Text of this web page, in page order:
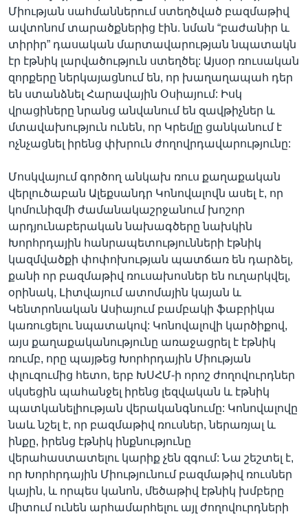
Միության սահմաններում ստեղծված բազմաթիվ
ավտոնոմ տարածքներից էին. նման “բաժանիր և
տիրիր” դասական մարտավարության նպատակն
էր էթնիկ լարվածություն ստեղծել: Այսօր ռուսական
զորքերը ներկայացնում են, որ խաղաղապահ դեր
են ստանձնել Հարավային Օսիայում: Իսկ
վրացիները նրանց անվանում են զավթիչներ և
մտավախություն ունեն, որ Կրեմլը ցանկանում է
ոչնչացնել իրենց փխրուն ժողովրդավարությունը:
Մոսկվայում գործող անկախ ռուս քաղաքական
վերլուծաբան Ալեքսանդր Կոնովալովն ասել է, որ
կոմունիզմի ժամանակաշրջանում խոշոր
արդյունաբերական նախագծերը նախկին
Խորհրդային հանրապետությունների էթնիկ
կազմվածքի փոփոխության պատճառ են դարձել,
քանի որ բազմաթիվ ռուսախոսներ են ուղարկվել,
օրինակ, Լիտվայում ատոմային կայան և
Կենտրոնական Ասիայում բամբակի ֆաբրիկա
կառուցելու նպատակով: Կոնովալովի կարծիքով,
այս քաղաքականությունը առաջացրել է էթնիկ
ռումբ, որը պայթեց Խորհրդային Միության
փլուզումից հետո, երբ ԽՍՀՄ-ի որոշ ժողովուրդներ
սկսեցին պահանջել իրենց լեզվական և էթնիկ
պատկանելիության վերականգնումը: Կոնովալովը
նաև նշել է, որ բազմաթիվ ռուսներ, ներառյալ և
ինքը, իրենց էթնիկ ինքնությունը
վերահաստատելու կարիք չեն զգում: Նա շեշտել է,
որ Խորհրդային Միությունում բազմաթիվ ռուսներ
կային, և որպես կանոն, մեծաթիվ էթնիկ խմբերը
միտում ունեն արհամարհելու այլ ժողովուրդների